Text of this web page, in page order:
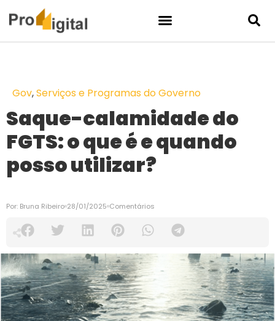
Gov,Serviços e Programas do Governo
Saque-calamidade do
FGTS: o que é e quando
posso utilizar?
Por: Bruna Ribeiro 28/01/2025 Comentários